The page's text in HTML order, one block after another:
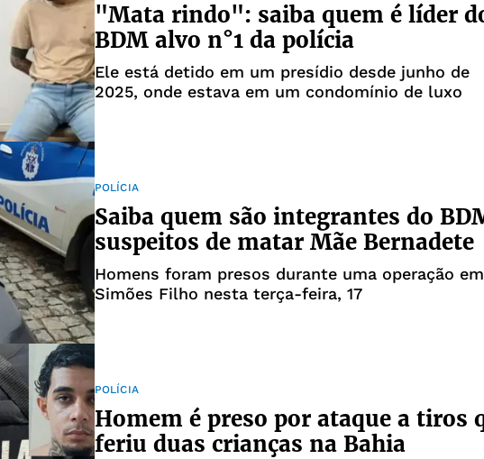
"Mata rindo": saiba quem é líder
BDM alvo n°1 da polícia
Ele está detido em um presídio desde junho de
2025, onde estava em um condomínio de luxo
POLÍCIA
Saiba quem são integrantes do
suspeitos de matar Mãe Bernadete
Homens foram presos durante uma operação em
Simões Filho nesta terça-feira, 17
POLÍCIA
Homem é preso por ataque a tiros
feriu duas crianças na Bahia